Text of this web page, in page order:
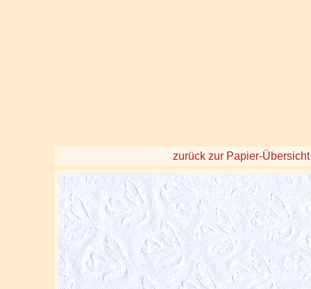
zurück zur Papier-Übersicht